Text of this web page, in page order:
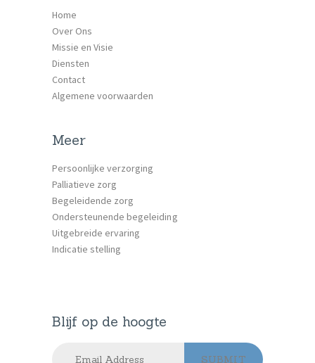
Home
Over Ons
Missie en Visie
Diensten
Contact
Algemene voorwaarden
Meer
Persoonlijke verzorging
Palliatieve zorg
Begeleidende zorg
Ondersteunende begeleiding
Uitgebreide ervaring
Indicatie stelling
Blijf op de hoogte